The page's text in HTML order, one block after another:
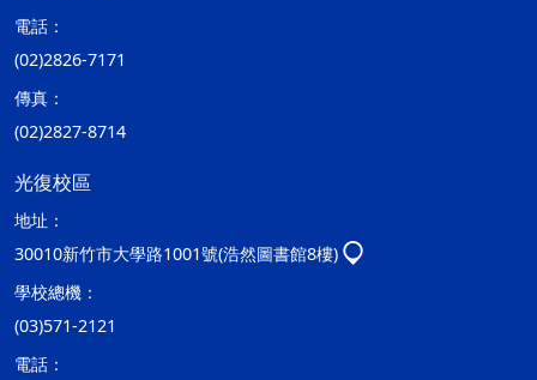
電話：
(02)2826-7171
傳真：
(02)2827-8714
光復校區
地址：
30010新竹市大學路1001號(浩然圖書館8樓)
學校總機：
(03)571-2121
電話：